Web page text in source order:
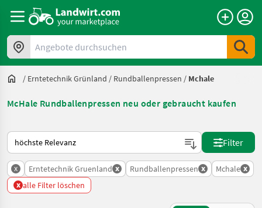
Angebote durchsuchen
/ Erntetechnik Grünland / Rundballenpressen / Mchale
McHale Rundballenpressen neu oder gebraucht kaufen
So wird auf Landwirt.com sortiert
Filter
x Erntetechnik Gruenland x Rundballenpressen x Mchale x
x alle Filter löschen